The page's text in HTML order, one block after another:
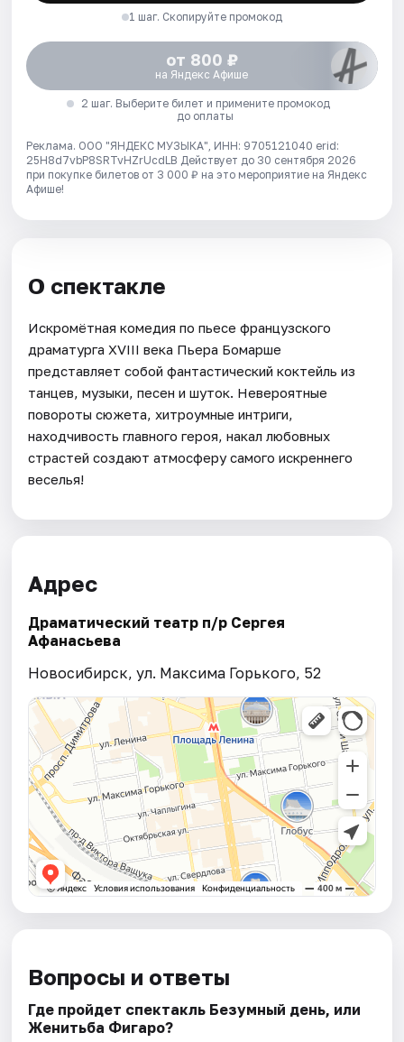
1 шаг. Скопируйте промокод
от 800 ₽
на Яндекс Афише
2 шаг. Выберите билет и примените промокод
до оплаты
Реклама. ООО "ЯНДЕКС МУЗЫКА", ИНН: 9705121040 erid:
25H8d7vbP8SRTvHZrUcdLB Действует до 30 сентября 2026
при покупке билетов от 3 000 ₽ на это мероприятие на Яндекс
Афише!
О спектакле
Искромётная комедия по пьесе французского
драматурга XVIII века Пьера Бомарше
представляет собой фантастический коктейль из
танцев, музыки, песен и шуток. Невероятные
повороты сюжета, хитроумные интриги,
находчивость главного героя, накал любовных
страстей создают атмосферу самого искреннего
веселья!
Адрес
Драматический театр п/р Сергея
Афанасьева
Новосибирск, ул. Максима Горького, 52
Вопросы и ответы
Где пройдет спектакль Безумный день, или
Женитьба Фигаро?